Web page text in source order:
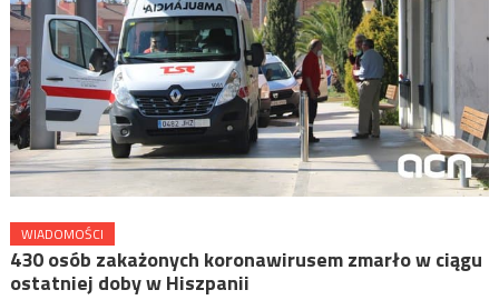
WIADOMOŚCI
430 osób zakażonych koronawirusem zmarło w ciągu
ostatniej doby w Hiszpanii